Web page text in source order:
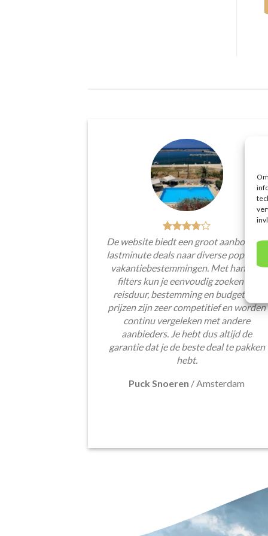
De website biedt een groot aanbod van
lastminute deals naar diverse populaire
vakantiebestemmingen. Met handige
filters kun je eenvoudig zoeken op
reisduur, bestemming en budget. De
prijzen zijn zeer competitief en worden
continu vergeleken met andere
aanbieders. Je hebt dus altijd de
garantie dat je de beste deal te pakken
hebt.
Puck Snoeren /Amsterdam